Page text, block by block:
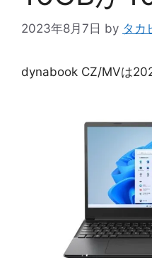
2023年8月7日 by タカ
dynabook CZ/MVは